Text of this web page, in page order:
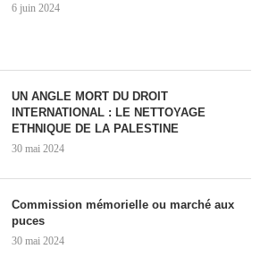
6 juin 2024
UN ANGLE MORT DU DROIT
INTERNATIONAL : LE NETTOYAGE
ETHNIQUE DE LA PALESTINE
30 mai 2024
Commission mémorielle ou marché aux
puces
30 mai 2024